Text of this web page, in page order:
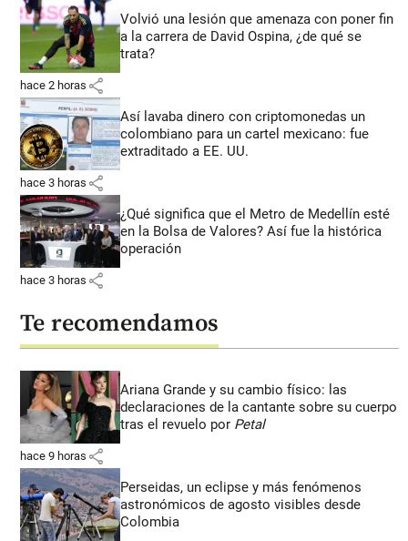
Volvió una lesión que amenaza con poner fin
a la carrera de David Ospina, ¿de qué se
trata?
hace 2 horas share
Así lavaba dinero con criptomonedas un
colombiano para un cartel mexicano: fue
extraditado a EE. UU.
hace 3 horas share
¿Qué significa que el Metro de Medellín esté
en la Bolsa de Valores? Así fue la histórica
operación
hace 3 horas share
Te recomendamos
Ariana Grande y su cambio físico: las
declaraciones de la cantante sobre su cuerpo
tras el revuelo por Petal
hace 9 horas share
Perseidas, un eclipse y más fenómenos
astronómicos de agosto visibles desde
Colombia